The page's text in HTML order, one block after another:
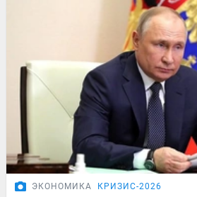
ЭКОНОМИКА КРИЗИС-2026